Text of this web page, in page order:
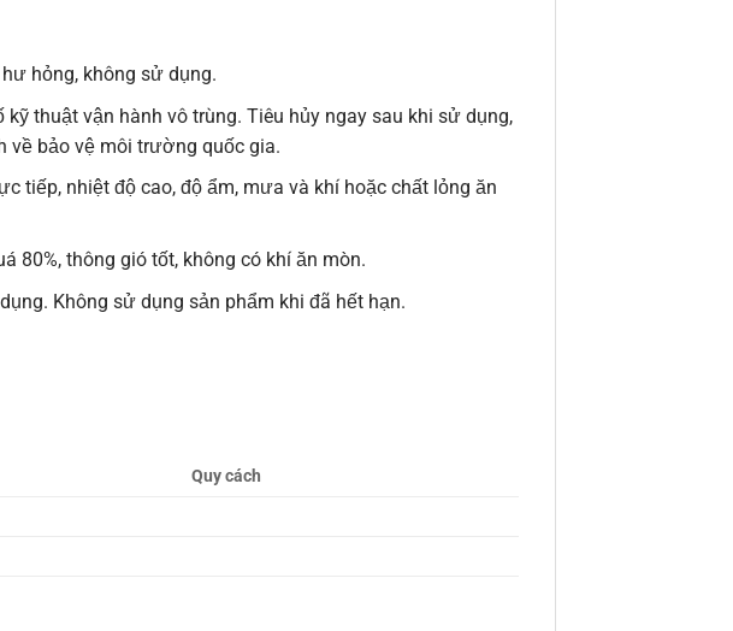
hỏng, không sử dụng.
thuật vận hành vô trùng. Tiêu hủy ngay sau khi sử dụng,
về bảo vệ môi trường quốc gia.
tiếp, nhiệt độ cao, độ ẩm, mưa và khí hoặc chất lỏng ăn
thông gió tốt, không có khí ăn mòn.
Không sử dụng sản phẩm khi đã hết hạn.
Quy cách